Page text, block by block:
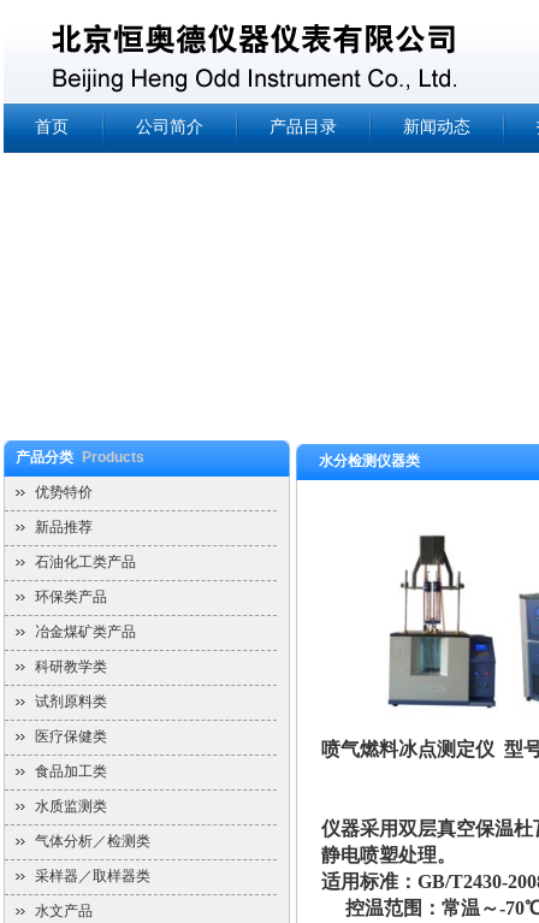
首页 公司简介 产品目录 新闻动态
产品分类 Products
优势特价
新品推荐
石油化工类产品
环保类产品
冶金煤矿类产品
科研教学类
试剂原料类
医疗保健类
食品加工类
水质监测类
气体分析／检测类
采样器／取样器类
水文产品
水分检测仪器类
喷气燃料冰点测定仪 型
仪器采用双层真空保温
静电喷塑处理。
适用标准：GB/T2430-
控温范围：常温～-